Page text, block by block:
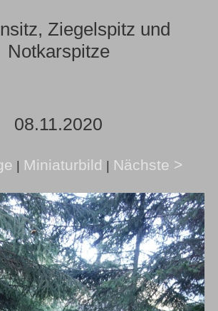
Ziegelspitz und
Notkarspitze
08.11.2020
| Miniaturbild | Nächste >